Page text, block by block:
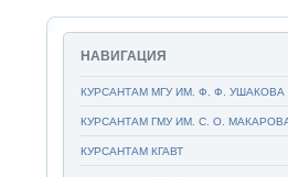
НАВИГАЦИЯ
КУРСАНТАМ МГУ ИМ. Ф. Ф. УШАКОВА
КУРСАНТАМ ГМУ ИМ. С. О.
КУРСАНТАМ КГАВТ